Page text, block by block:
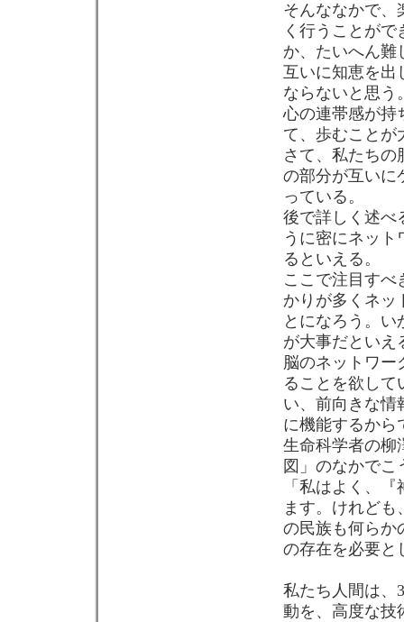
そんななかで、
く行うことが
か、たいへん難
互いに知恵を出
ならないと思う
心の連帯感が持
て、歩むことが
さて、私たちの
の部分が互いに
っている。
後で詳しく述べ
うに密にネッ
るといえる。
ここで注目すべ
かりが多くネッ
とになろう。
が大事だといえ
脳のネットワー
ることを欲して
い、前向きな情
に機能するから
生命科学者の柳
図」のなかでこ
「私はよく、
ます。けれど
の民族も何らか
の存在を必要と
私たち人間は、
動を、高度な技